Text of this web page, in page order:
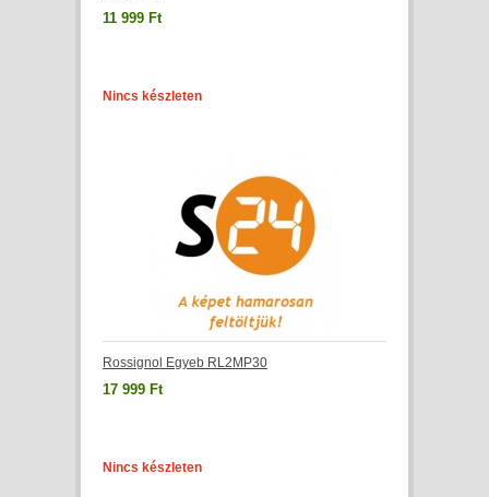
11 999 Ft
Nincs készleten
Rossignol Egyeb RL2MP30
17 999 Ft
Nincs készleten